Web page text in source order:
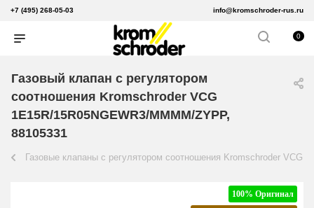
+7 (495) 268-05-03 info@kromschroder-rus.ru
0
Газовый клапан с регулятором
соотношения Kromschroder VCG
1E15R/15R05NGEWR3/MMMM/ZYPP,
88105331
Газовые клапаны с регулятором соотношения Kromschroder VCG
100% Оригинал